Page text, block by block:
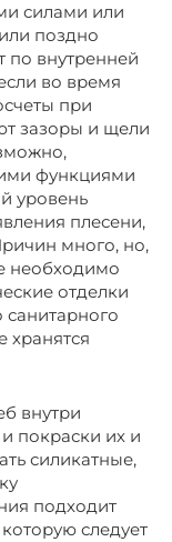
силами или
поздно
по внутренней
во время
при
зазоры и щели
функциями
уровень
плесени,
много, но,
необходимо
отделки
хранятся
внутри
покраски их и
силикатные,
подходит
следует